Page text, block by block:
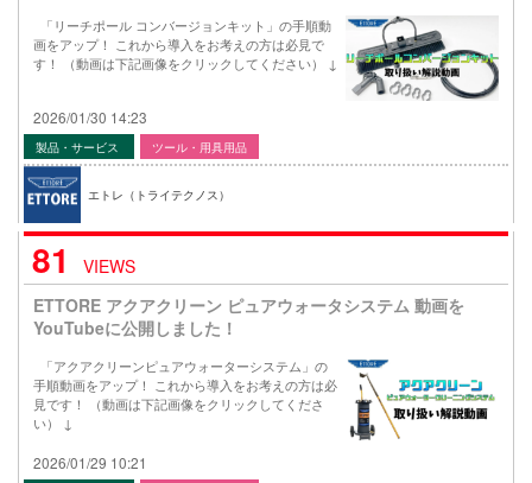
「リーチポール コンバージョンキット」の手順動
画をアップ！ これから導入をお考えの方は必見で
す！ （動画は下記画像をクリックしてください） ↓
2026/01/30 14:23
製品・サービス ツール・用具用品
エトレ（トライテクノス）
81
VIEWS
ETTORE アクアクリーン ピュアウォータシステム 動画を
YouTubeに公開しました！
「アクアクリーンピュアウォーターシステム」の
手順動画をアップ！ これから導入をお考えの方は必
見です！ （動画は下記画像をクリックしてくださ
い） ↓
2026/01/29 10:21